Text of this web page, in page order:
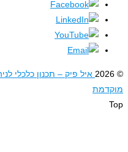
איל פיק – תכנון כלכלי